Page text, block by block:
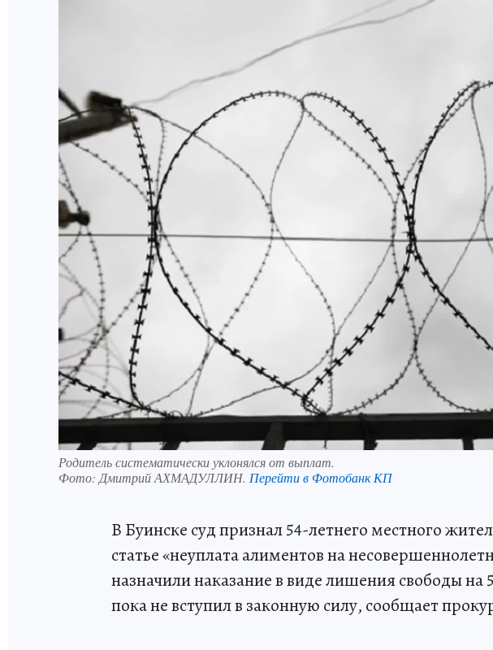
Родитель систематически уклонялся от выплат.
Фото:Дмитрий АХМАДУЛЛИН. Перейти в Фотобанк КП
В Буинске суд признал 54-летнего местного
статье «неуплата алиментов на
назначили наказание в виде лишения свободы
пока не вступил в законную силу, сообщает